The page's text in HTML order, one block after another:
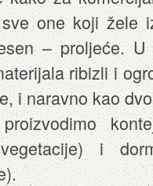
one koji žele
– proljeće.
ribizli i
i naravno kao
i